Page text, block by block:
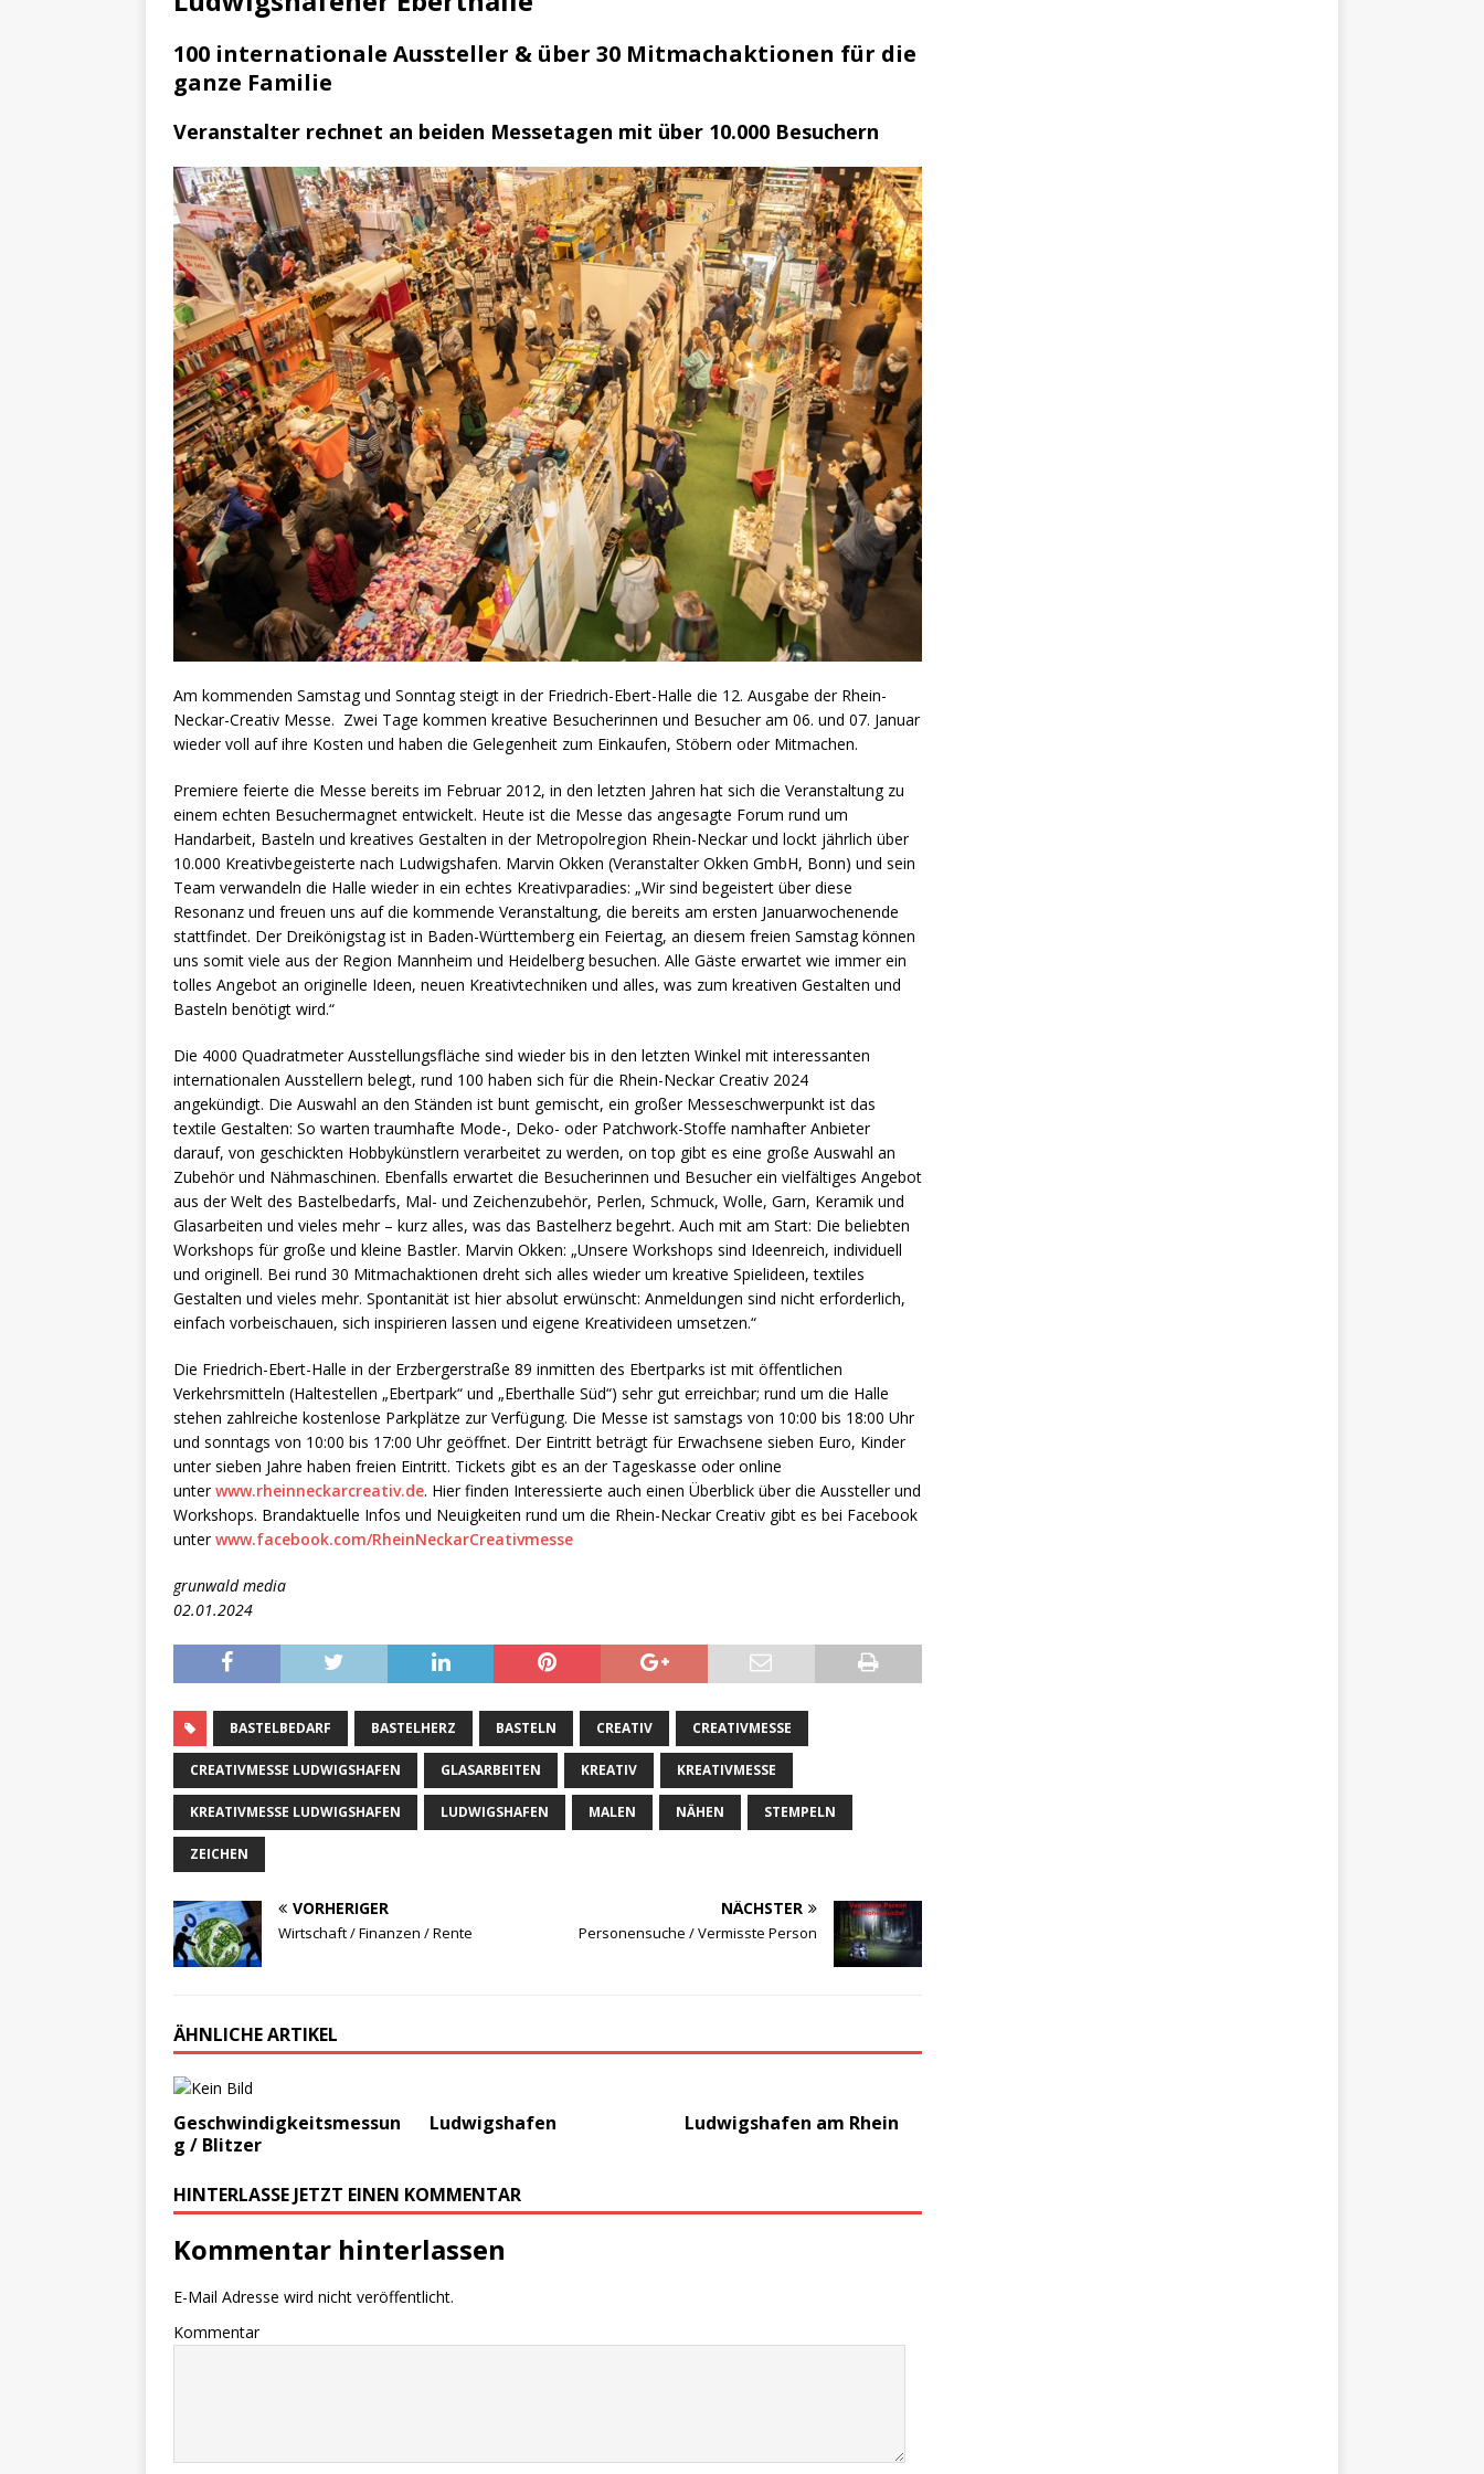
100 internationale Aussteller & über 30 Mitmachaktionen für die
ganze Familie
Veranstalter rechnet an beiden Messetagen mit über 10.000 Besuchern
Am kommenden Samstag und Sonntag steigt in der Friedrich-Ebert-Halle die 12. Ausgabe der Rhein-
Neckar-Creativ Messe. Zwei Tage kommen kreative Besucherinnen und Besucher am 06. und 07. Januar
wieder voll auf ihre Kosten und haben die Gelegenheit zum Einkaufen, Stöbern oder Mitmachen.
Premiere feierte die Messe bereits im Februar 2012, in den letzten Jahren hat sich die Veranstaltung zu
einem echten Besuchermagnet entwickelt. Heute ist die Messe das angesagte Forum rund um
Handarbeit, Basteln und kreatives Gestalten in der Metropolregion Rhein-Neckar und lockt jährlich über
10.000 Kreativbegeisterte nach Ludwigshafen. Marvin Okken (Veranstalter Okken GmbH, Bonn) und sein
Team verwandeln die Halle wieder in ein echtes Kreativparadies: „Wir sind begeistert über diese
Resonanz und freuen uns auf die kommende Veranstaltung, die bereits am ersten Januarwochenende
stattfindet. Der Dreikönigstag ist in Baden-Württemberg ein Feiertag, an diesem freien Samstag können
uns somit viele aus der Region Mannheim und Heidelberg besuchen. Alle Gäste erwartet wie immer ein
tolles Angebot an originelle Ideen, neuen Kreativtechniken und alles, was zum kreativen Gestalten und
Basteln benötigt wird.“
Die 4000 Quadratmeter Ausstellungsfläche sind wieder bis in den letzten Winkel mit interessanten
internationalen Ausstellern belegt, rund 100 haben sich für die Rhein-Neckar Creativ 2024
angekündigt. Die Auswahl an den Ständen ist bunt gemischt, ein großer Messeschwerpunkt ist das
textile Gestalten: So warten traumhafte Mode-, Deko- oder Patchwork-Stoffe namhafter Anbieter
darauf, von geschickten Hobbykünstlern verarbeitet zu werden, on top gibt es eine große Auswahl an
Zubehör und Nähmaschinen. Ebenfalls erwartet die Besucherinnen und Besucher ein vielfältiges Angebot
aus der Welt des Bastelbedarfs, Mal- und Zeichenzubehör, Perlen, Schmuck, Wolle, Garn, Keramik und
Glasarbeiten und vieles mehr – kurz alles, was das Bastelherz begehrt. Auch mit am Start: Die beliebten
Workshops für große und kleine Bastler. Marvin Okken: „Unsere Workshops sind Ideenreich, individuell
und originell. Bei rund 30 Mitmachaktionen dreht sich alles wieder um kreative Spielideen, textiles
Gestalten und vieles mehr. Spontanität ist hier absolut erwünscht: Anmeldungen sind nicht erforderlich,
einfach vorbeischauen, sich inspirieren lassen und eigene Kreativideen umsetzen.“
Die Friedrich-Ebert-Halle in der Erzbergerstraße 89 inmitten des Ebertparks ist mit öffentlichen
Verkehrsmitteln (Haltestellen „Ebertpark“ und „Eberthalle Süd“) sehr gut erreichbar; rund um die Halle
stehen zahlreiche kostenlose Parkplätze zur Verfügung. Die Messe ist samstags von 10:00 bis 18:00 Uhr
und sonntags von 10:00 bis 17:00 Uhr geöffnet. Der Eintritt beträgt für Erwachsene sieben Euro, Kinder
unter sieben Jahre haben freien Eintritt. Tickets gibt es an der Tageskasse oder online
unterwww.rheinneckarcreativ.de. Hier finden Interessierte auch einen Überblick über die Aussteller und
Workshops. Brandaktuelle Infos und Neuigkeiten rund um die Rhein-Neckar Creativ gibt es bei Facebook
unterwww.facebook.com/RheinNeckarCreativmesse
grunwald media
02.01.2024
BASTELBEDARF BASTELHERZ BASTELN CREATIV CREATIVMESSE
CREATIVMESSE LUDWIGSHAFEN GLASARBEITEN KREATIV KREATIVMESSE
KREATIVMESSE LUDWIGSHAFEN LUDWIGSHAFEN MALEN NÄHEN STEMPELN
ZEICHEN
VORHERIGER
Wirtschaft / Finanzen / Rente
NÄCHSTER
Personensuche / Vermisste Person
ÄHNLICHE ARTIKEL
Geschwindigkeitsmessun
g / Blitzer
Ludwigshafen Ludwigshafen am Rhein
HINTERLASSE JETZT EINEN KOMMENTAR
Kommentar hinterlassen
E-Mail Adresse wird nicht veröffentlicht.
Kommentar